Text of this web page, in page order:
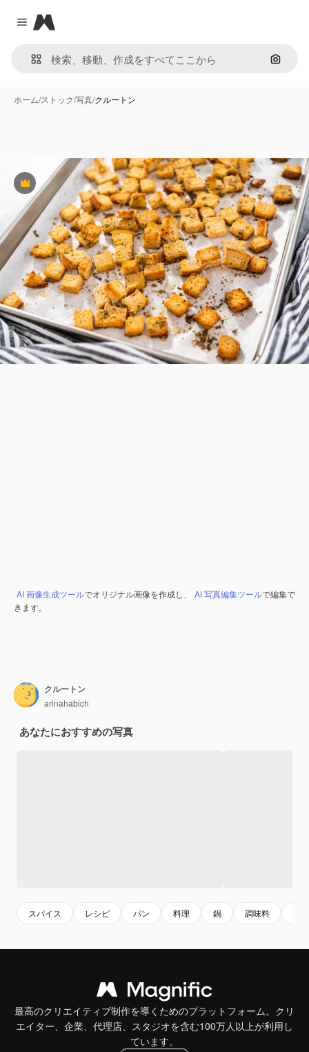
Close menu
Magnific
画像で
ホーム/ストック/写真/クルートン
Premium
AI 画像生成ツールでオリジナル画像を作成し、 AI 写真編集ツールで編集で
きます。
クルートン
arinahabich
あなたにおすすめの写真
スパイス レシピ パン 料理 鍋 調味料
最高のクリエイティブ制作を導くためのプラットフォーム。クリ
エイター、企業、代理店、スタジオを含む100万人以上が利用し
ています。